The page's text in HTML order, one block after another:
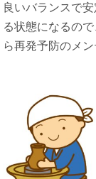
良いバランスで
る状態になるの
ら再発予防のメ